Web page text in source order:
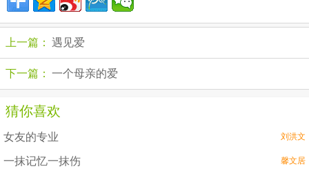
上一篇： 遇见爱
下一篇： 一个母亲的爱
猜你喜欢
女友的专业 刘洪文
一抹记忆一抹伤 馨文居